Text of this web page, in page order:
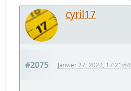
cyril17
#2075 Janvier 27, 2022, 17:21:54